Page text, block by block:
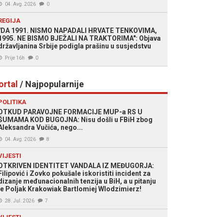
04. Avg. 2026 0
1991. NISMO NAPADALI HRVATE TENKOVIMA,
NE BISMO BJEŽALI NA TRAKTORIMA": Objava
Srbije podigla prašinu u susjedstvu
Prije 16h 0
/ Najpopularnije
PARAVOJNE FORMACIJE MUP-a RS U
KOD BUGOJNA: Nisu došli u FBiH zbog
Vučića, nego...
04. Avg. 2026 8
IDENTITET VANDALA IZ MEĐUGORJA:
i Zovko pokušale iskoristiti incident za
međunacionalnih tenzija u BiH, a u pitanju
Poljak Krakowiak Bartlomiej Wlodzimierz!
28. Jul. 2026 7